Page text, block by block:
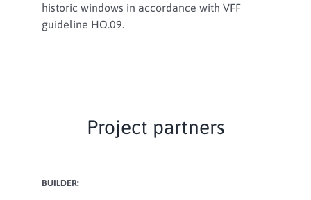
historic windows in accordance with VFF
guideline HO.09.
Project partners
BUILDER: